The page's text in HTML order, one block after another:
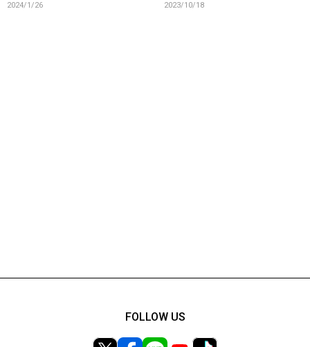
2024/1/26 2023/10/18
FOLLOW US